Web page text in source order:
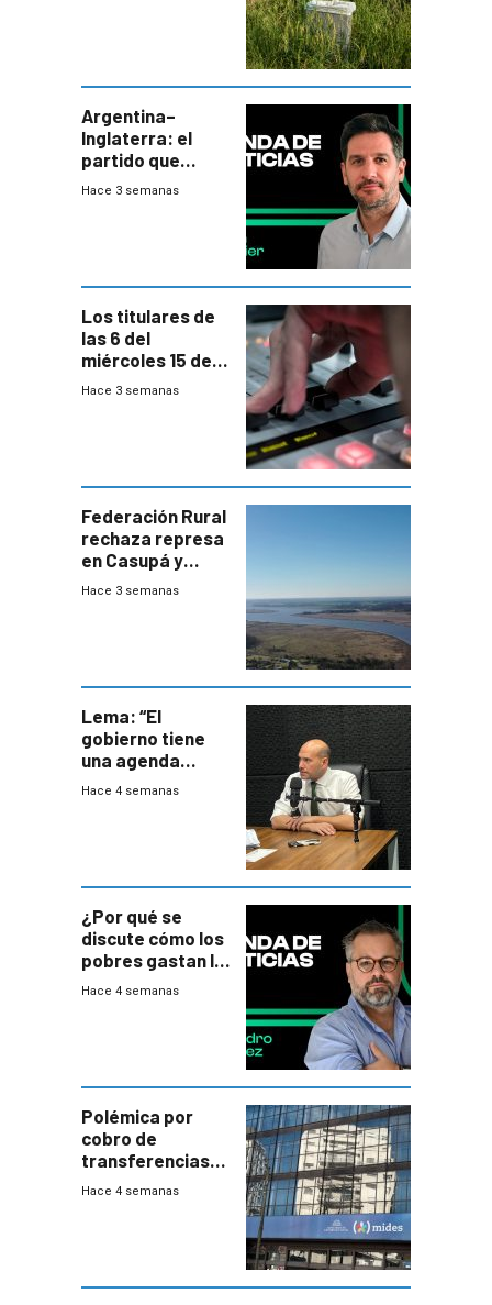
departamental
Argentina–
Inglaterra: el
partido que
nunca termina
Hace 3 semanas
Los titulares de
las 6 del
miércoles 15 de
julio de 2026
Hace 3 semanas
Federación Rural
rechaza represa
en Casupá y
firma demanda
Hace 3 semanas
Lema: “El
gobierno tiene
una agenda
destructiva”
Hace 4 semanas
¿Por qué se
discute cómo los
pobres gastan la
plata?
Hace 4 semanas
Polémica por
cobro de
transferencias
del Mides en
Hace 4 semanas